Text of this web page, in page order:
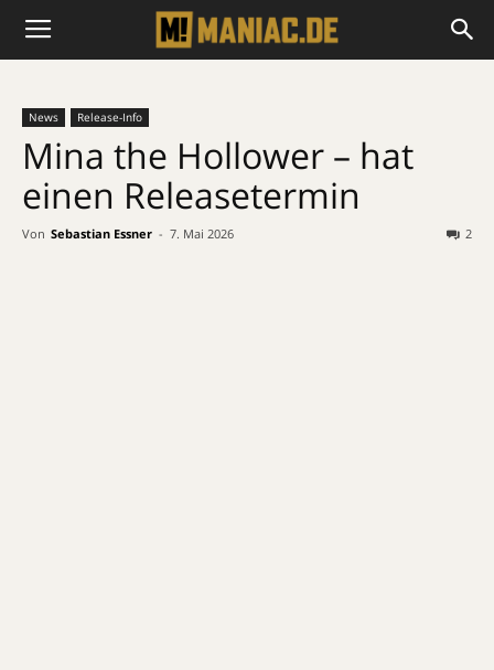
News Release-Info
Mina the Hollower – hat
einen Releasetermin
Von Sebastian Essner - 7. Mai 2026 2